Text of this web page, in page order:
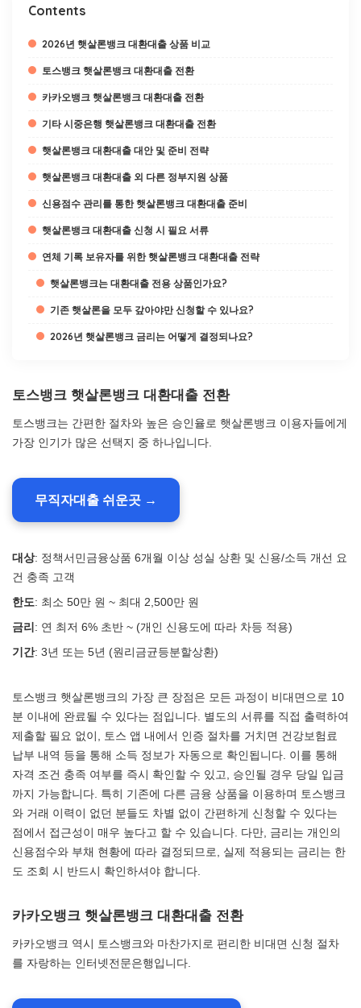
Contents
2026년 햇살론뱅크 대환대출 상품 비교
토스뱅크 햇살론뱅크 대환대출 전환
카카오뱅크 햇살론뱅크 대환대출 전환
기타 시중은행 햇살론뱅크 대환대출 전환
햇살론뱅크 대환대출 대안 및 준비 전략
햇살론뱅크 대환대출 외 다른 정부지원 상품
신용점수 관리를 통한 햇살론뱅크 대환대출 준비
햇살론뱅크 대환대출 신청 시 필요 서류
연체 기록 보유자를 위한 햇살론뱅크 대환대출 전략
햇살론뱅크는 대환대출 전용 상품인가요?
기존 햇살론을 모두 갚아야만 신청할 수 있나요?
2026년 햇살론뱅크 금리는 어떻게 결정되나요?
토스뱅크 햇살론뱅크 대환대출 전환
토스뱅크는 간편한 절차와 높은 승인율로 햇살론뱅크 이용자들에게
가장 인기가 많은 선택지 중 하나입니다.
무직자대출 쉬운곳 →
대상: 정책서민금융상품 6개월 이상 성실 상환 및 신용/소득 개선 요
건 충족 고객
한도: 최소 50만 원 ~ 최대 2,500만 원
금리 : 연 최저 6% 초반 ~ (개인 신용도에 따라 차등 적용)
기간: 3년 또는 5년 (원리금균등분할상환)
토스뱅크 햇살론뱅크의 가장 큰 장점은 모든 과정이 비대면으로 10
분 이내에 완료될 수 있다는 점입니다. 별도의 서류를 직접 출력하여
제출할 필요 없이, 토스 앱 내에서 인증 절차를 거치면 건강보험료
납부 내역 등을 통해 소득 정보가 자동으로 확인됩니다. 이를 통해
자격 조건 충족 여부를 즉시 확인할 수 있고, 승인될 경우 당일 입금
까지 가능합니다. 특히 기존에 다른 금융 상품을 이용하며 토스뱅크
와 거래 이력이 없던 분들도 차별 없이 간편하게 신청할 수 있다는
점에서 접근성이 매우 높다고 할 수 있습니다. 다만, 금리는 개인의
신용점수와 부채 현황에 따라 결정되므로, 실제 적용되는 금리는 한
도 조회 시 반드시 확인하셔야 합니다.
카카오뱅크 햇살론뱅크 대환대출 전환
카카오뱅크 역시 토스뱅크와 마찬가지로 편리한 비대면 신청 절차
를 자랑하는 인터넷전문은행입니다.